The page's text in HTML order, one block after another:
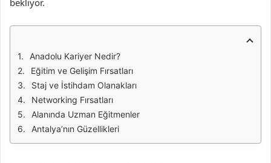
bekliyor.
Anadolu Kariyer Nedir?
Eğitim ve Gelişim Fırsatları
Staj ve İstihdam Olanakları
Networking Fırsatları
Alanında Uzman Eğitmenler
Antalya’nın Güzellikleri